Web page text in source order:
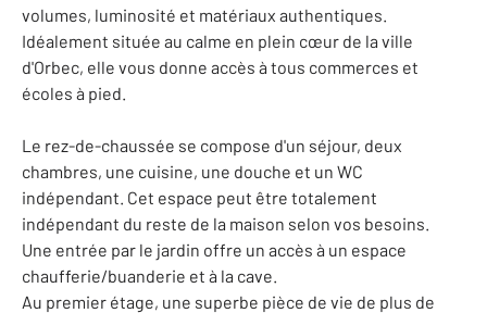
volumes, luminosité et matériaux authentiques.
Idéalement située au calme en plein cœur de la ville
d'Orbec, elle vous donne accès à tous commerces et
écoles à pied.
Le rez-de-chaussée se compose d'un séjour, deux
chambres, une cuisine, une douche et un WC
indépendant. Cet espace peut être totalement
indépendant du reste de la maison selon vos besoins.
Une entrée par le jardin offre un accès à un espace
chaufferie/buanderie et à la cave.
Au premier étage, une superbe pièce de vie de plus de